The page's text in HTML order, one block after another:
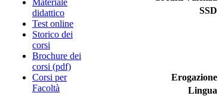
Materiale
didattico
Test online
Storico dei
corsi
Brochure dei
corsi (pdf)
Corsi per
Facoltà
SSD
Erogazione
Lingua